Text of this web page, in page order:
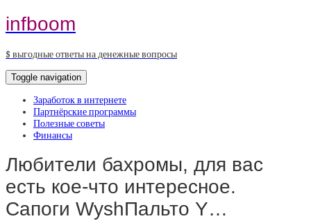
infboom
$ выгодные ответы на денежные вопросы
Toggle navigation
Заработок в интернете
Партнёрские программы
Полезные советы
Финансы
Любители бахромы, для вас
есть кое-что интересное.
Сапоги WyshПальто Y…